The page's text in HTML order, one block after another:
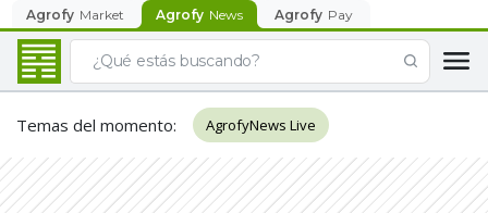
Agrofy Market Agrofy News Agrofy Pay
Temas del momento: AgrofyNews Live